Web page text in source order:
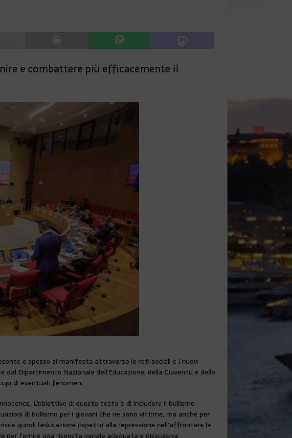
e combattere più efficacemente il
e spesso si manifesta attraverso le reti sociali e i nuovi
Dipartimento Nazionale dell’Educazione, della Gioventù e dello
di eventuali fenomeni.
L’obiettivo di questo testo è di includere il bullismo
di bullismo per i giovani che ne sono vittime, ma anche per
quindi l’educazione rispetto alla repressione nell’affrontare le
per fornire una risposta penale adeguata e dissuasiva.